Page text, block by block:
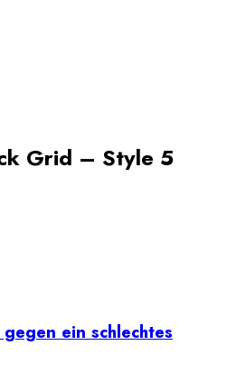
Grid – Style 5
ein schlechtes